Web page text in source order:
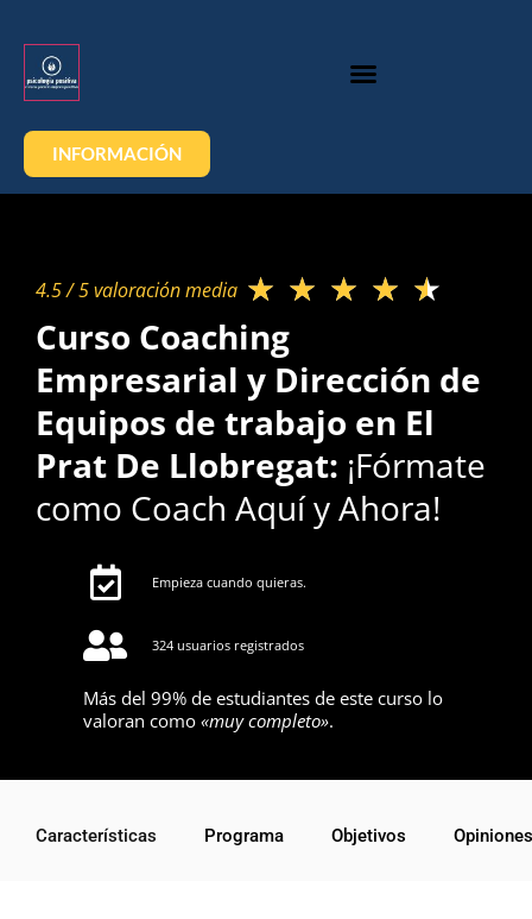
INFORMACIÓN
4.5 / 5 valoración media​ ★ ★ ★ ★ ★
Curso Coaching
Empresarial y Dirección de
Equipos de trabajo en El
Prat De Llobregat: ¡Fórmate
como Coach Aquí y Ahora!
Empieza cuando quieras.
324 usuarios registrados
Más del 99% de estudiantes de este curso lo
valoran como «muy completo».
Características Programa Objetivos Opiniones